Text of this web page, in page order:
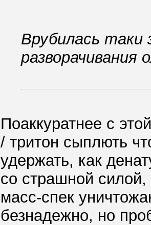
Врубилась
разворачивания
Поаккуратнее с
/ тритон сыплють
удержать, как
со страшной силой,
масс-спек
безнадежно, но